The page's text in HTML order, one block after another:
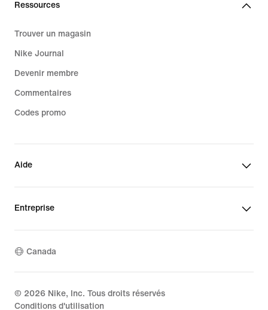
Ressources
Trouver un magasin
Nike Journal
Devenir membre
Commentaires
Codes promo
Aide
Entreprise
Canada
© 2026 Nike, Inc. Tous droits réservés
Conditions d'utilisation